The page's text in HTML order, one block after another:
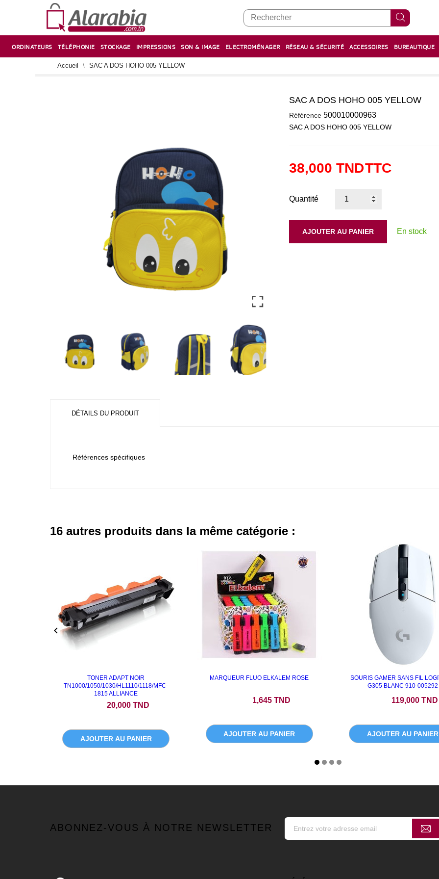
ORDINATEURS TÉLÉPHONIE STOCKAGE IMPRESSIONS SON & IMAGE ELECTROMÉNAGER RÉSEAU & SÉCURITÉ ACCESSOIRES BUREAUTIQUE
Accueil SAC A DOS HOHO 005 YELLOW
SAC A DOS HOHO 005 YELLOW
Référence 500010000963
SAC A DOS HOHO 005 YELLOW
38,000 TNDTTC
Quantité
AJOUTER AU PANIER En stock
DÉTAILS DU PRODUIT
Références spécifiques
16 autres produits dans la même catégorie :
TONER ADAPT NOIR
TN1000/1050/1030/HL1110/1118/MFC-
1815 ALLIANCE
20,000 TND
AJOUTER AU PANIER
MARQUEUR FLUO ELKALEM ROSE
1,645 TND
AJOUTER AU PANIER
SOURIS GAMER SANS FIL
G305 BLANC 910-005292
119,000 TND
AJOUTER AU PANIER

ABONNEZ-VOUS À NOTRE NEWSLETTER